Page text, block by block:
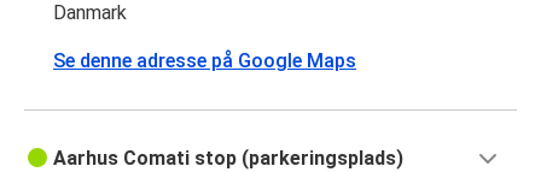
Danmark
Se denne adresse på Google Maps
Aarhus Comati stop (parkeringsplads)